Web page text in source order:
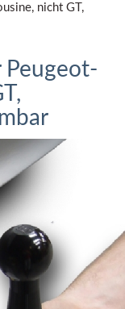
nicht GT,